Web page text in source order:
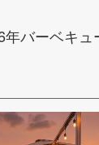
バーベキ